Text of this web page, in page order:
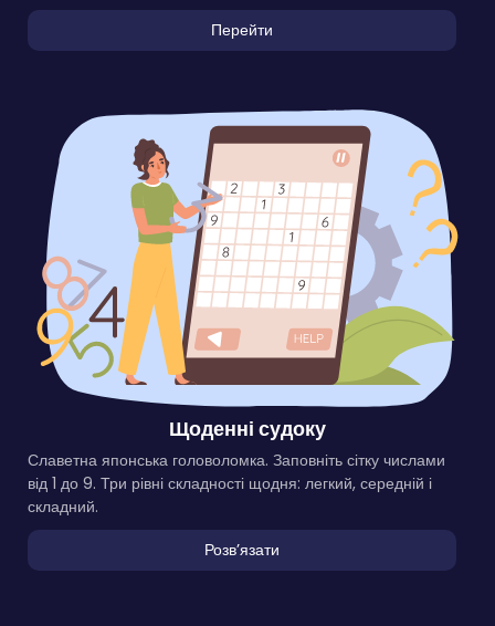
Перейти
Щоденні судоку
Славетна японська головоломка. Заповніть сітку числами
від 1 до 9. Три рівні складності щодня: легкий, середній і
складний.
Розвʼязати